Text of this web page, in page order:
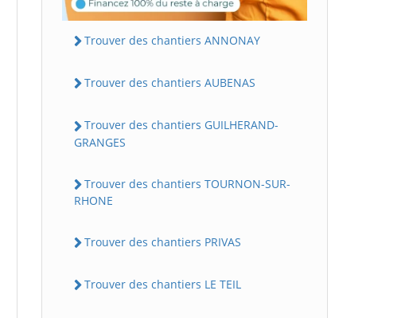
Trouver des chantiers ANNONAY
Trouver des chantiers AUBENAS
Trouver des chantiers GUILHERAND-
GRANGES
Trouver des chantiers TOURNON-SUR-
RHONE
Trouver des chantiers PRIVAS
Trouver des chantiers LE TEIL